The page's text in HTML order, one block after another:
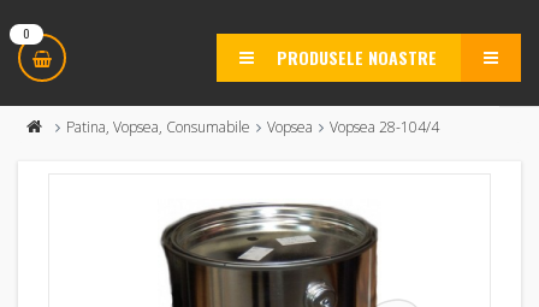
0
PRODUSELE NOASTRE MENU
Patina, Vopsea, Consumabile Vopsea Vopsea 28-104/4